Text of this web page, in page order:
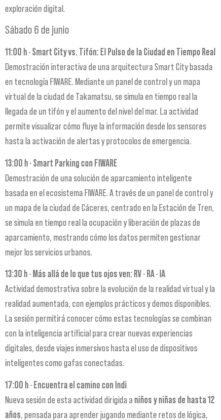
exploración digital.
Sábado 6 de junio
11:00 h · Smart City vs. Tifón: El Pulso de la Ciudad en Tiempo Real
Demostración interactiva de una arquitectura Smart City basada
en tecnología FIWARE. Mediante un panel de control y un mapa
virtual de la ciudad de Takamatsu, se simula en tiempo real la
llegada de un tifón y el aumento del nivel del mar. La actividad
permite visualizar cómo fluye la información desde los sensores
hasta la activación de alertas y protocolos de emergencia.
13:00 h · Smart Parking con FIWARE
Demostración de una solución de aparcamiento inteligente
basada en el ecosistema FIWARE. A través de un panel de control y
un mapa de la ciudad de Cáceres, centrado en la Estación de Tren,
se simula en tiempo real la ocupación y liberación de plazas de
aparcamiento, mostrando cómo los datos permiten gestionar
mejor los servicios urbanos.
13:30 h · Más allá de lo que tus ojos ven: RV · RA · IA
Actividad demostrativa sobre la evolución de la realidad virtual y la
realidad aumentada, con ejemplos prácticos y demos disponibles.
La sesión permitirá conocer cómo estas tecnologías se combinan
con la inteligencia artificial para crear nuevas experiencias
digitales, desde viajes inmersivos hasta el uso de dispositivos
inteligentes como gafas conectadas.
17:00 h · Encuentra el camino con Indi
Nueva sesión de esta actividad dirigida a niños y niñas de hasta 12
años, pensada para aprender jugando mediante retos de lógica,